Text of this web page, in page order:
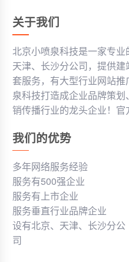
关于我们
北京小喷泉科技是一家专
天津、长沙分公司，提供
套服务，有大型行业网站
泉科技打造成企业品牌策
销传播行业的龙头企业！
我们的优势
多年网络服务经验
服务有500强企业
服务有上市企业
服务垂直行业品牌企业
设有北京、天津、长沙分公
司